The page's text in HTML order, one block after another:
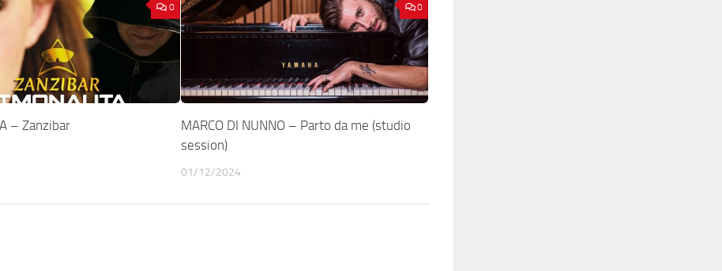
0
– Zanzibar
0
MARCO DI NUNNO – Parto da me (studio
session)
01/12/2024